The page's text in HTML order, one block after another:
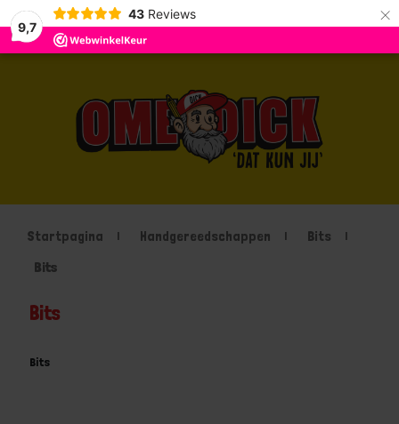
9,7
43 Reviews ×
Startpagina Handgereedschappen
Bits
Bits
Bits
Bits